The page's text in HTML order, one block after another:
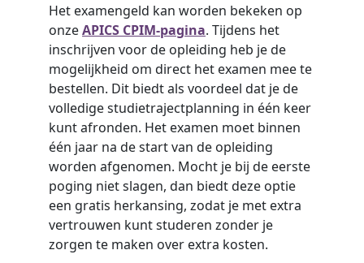
Het examengeld kan worden bekeken op
onzeAPICS CPIM-pagina. Tijdens het
inschrijven voor de opleiding heb je de
mogelijkheid om direct het examen mee te
bestellen. Dit biedt als voordeel dat je de
volledige studietrajectplanning in één keer
kunt afronden. Het examen moet binnen
één jaar na de start van de opleiding
worden afgenomen. Mocht je bij de eerste
poging niet slagen, dan biedt deze optie
een gratis herkansing, zodat je met extra
vertrouwen kunt studeren zonder je
zorgen te maken over extra kosten.